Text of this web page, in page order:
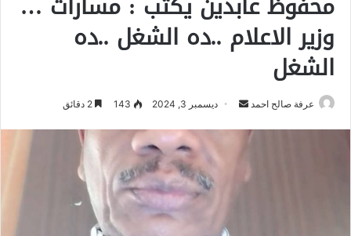
وزير الاعلام ..ده الشغل ..ده
الشغل
عرفة صالح احمد ديسمبر 3, 2024 143